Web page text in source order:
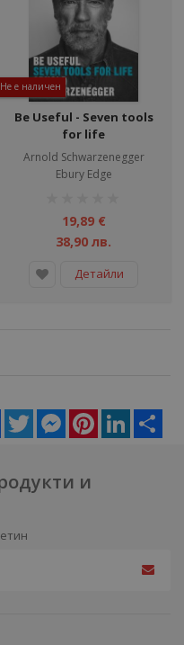
Не е наличен
Be Useful - Seven tools
for life
Arnold Schwarzenegger
Ebury Edge
19,89 €
38,90 лв.
Детайли
Facebook
Twitter MessengerPinterestLinkedIn
и